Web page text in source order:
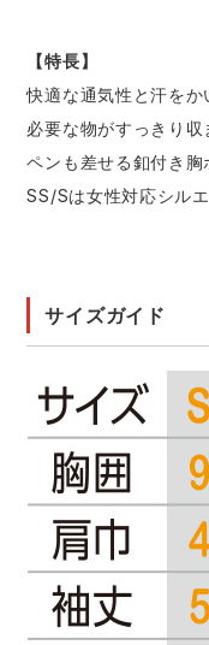
【特長】
快適な通気性と汗を
必要な物がすっきり
ペンも差せる釦付き胸
SS/Sは女性対応シル
サイズガイド